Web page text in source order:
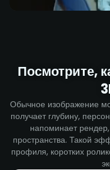
Посмотрите,
Обычное изображение
получает глубину,
напоминает
пространства. Такой
профиля, коротких